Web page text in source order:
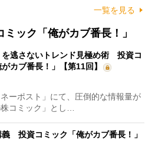
一覧を見る
ック「俺がカブ番長！」
を逃さないトレンド見極め術 投資コ
カブ番長！」【第11回】
ーポスト」にて、圧倒的な情報量が
コミック」とし…
投資コミック「俺がカブ番長！」